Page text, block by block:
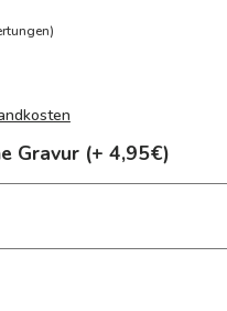
Gravur (+ 4,95€)